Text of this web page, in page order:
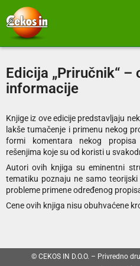
Edicija „Priručnik“ –
informacije
Knjige iz ove edicije predstavljaju
lakše tumačenje i primenu nekog
formi komentara nekog
rešenjima koje su od koristi u
Autori ovih knjiga su eminentni
tematiku poznaju ne samo
probleme primene određenog
Cene ovih knjiga nisu obuhvaćene
© CEKOS IN D.O.O. – Privredno